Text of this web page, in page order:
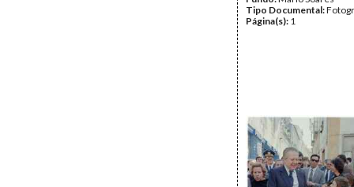
Tipo Documental:
Página(s): 1